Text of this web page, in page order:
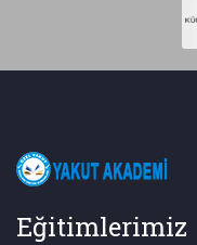
Eğitimlerimiz